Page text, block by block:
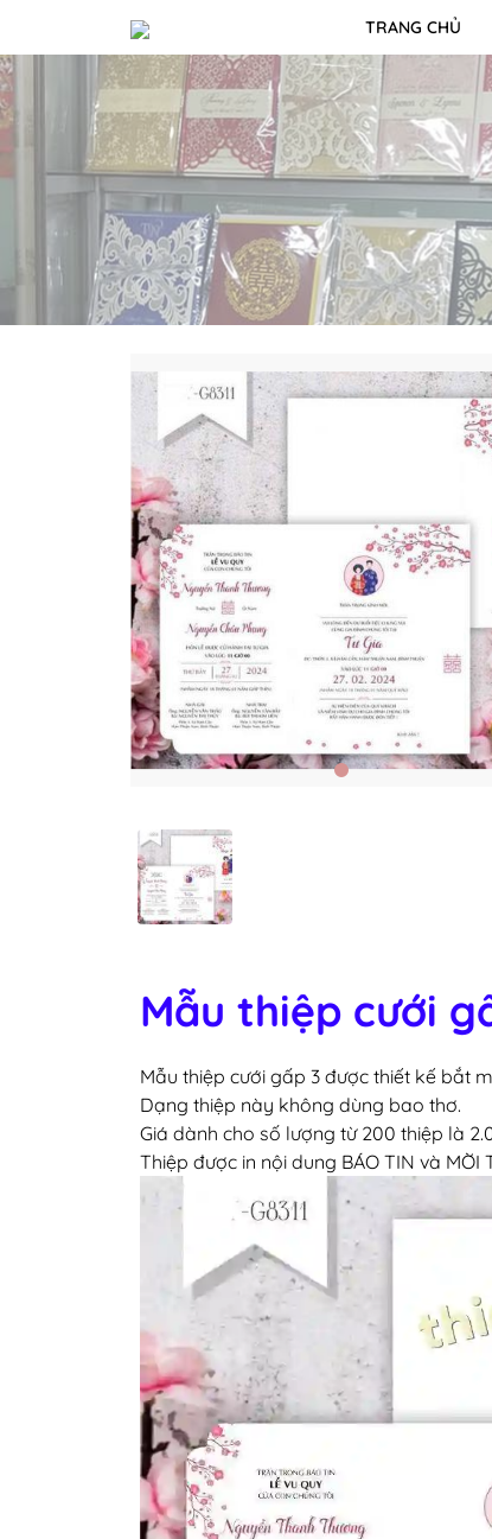
TRANG CHỦ
Mẫu thiệp cưới
Mẫu thiệp cưới gấp 3 được thiết kế bắt
Dạng thiệp này không dùng bao thơ.
Giá dành cho số lượng từ 200 thiệp là
Thiệp được in nội dung BÁO TIN và MỜI